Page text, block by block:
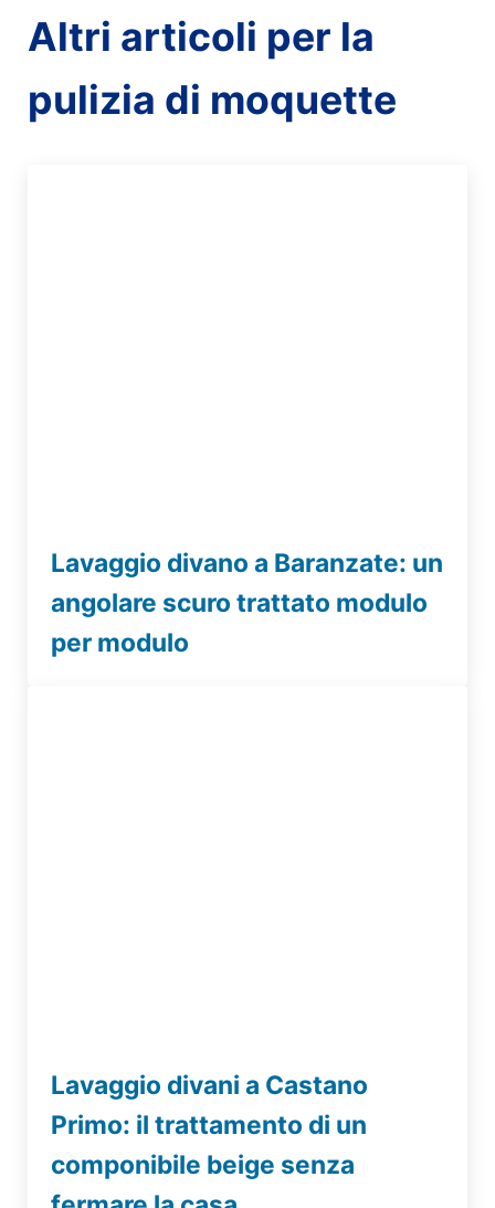
Altri articoli per la
pulizia di moquette
Lavaggio divano a Baranzate: un
angolare scuro trattato modulo
per modulo
Lavaggio divani a Castano
Primo: il trattamento di un
componibile beige senza